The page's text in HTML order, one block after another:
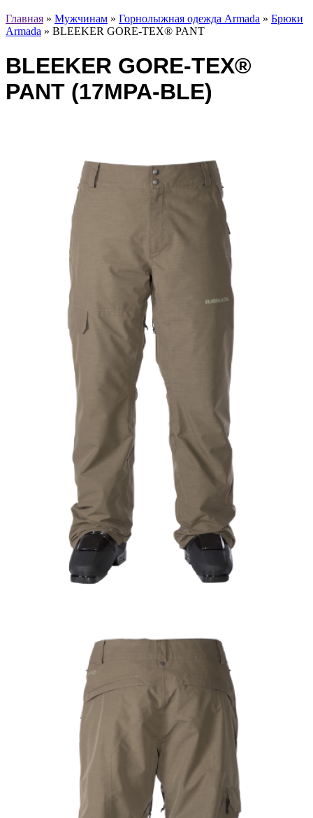
Главная » Мужчинам » Горнолыжная одежда Armada » Брюки
Armada » BLEEKER GORE-TEX® PANT
BLEEKER GORE-TEX®
PANT (17MPA-BLE)